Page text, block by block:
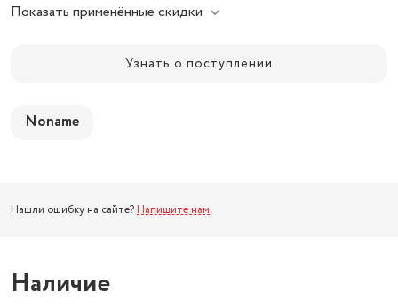
Показать применённые скидки
Узнать о поступлении
Noname
Нашли ошибку на сайте? Напишите нам.
Наличие